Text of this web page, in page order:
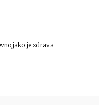
je zdrava